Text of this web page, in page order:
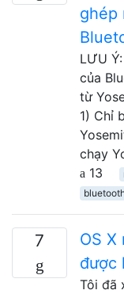
ghép
LƯU
của
từ
1) Chỉ
chạy
13
7
OS
được
Tôi đã